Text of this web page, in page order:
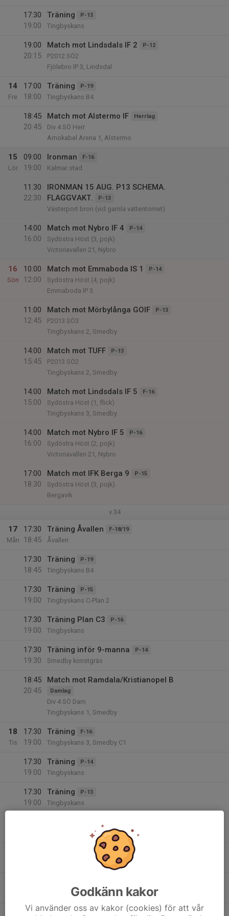
17:30
19:00
Träning P-13
Tingbyskans
19:00
20:15
Match mot Lindsdals IF 2 P-12
P2012 SÖ2
Fjölebro IP 3, Lindsdal
14
Fre
17:00
18:00
Träning P-19
Tingbyskans B4
18:45
20:45
Match mot Alstermo IF Herrlag
Div 4 SÖ Herr
Amokabel Arena 1, Alstermo
15
Lör
09:00
19:00
Ironman F-16
Kalmar stad
11:30
22:30
IRONMAN 15 AUG. P13 SCHEMA.
FLAGGVAKT.
P-13
Västerport bron (vid gamla vattentornet)
14:00
16:00
Match mot Nybro IF 4 P-14
Sydöstra Höst (3, pojk)
Victoriavallen 21, Nybro
16
Sön
10:00
12:00
Match mot Emmaboda IS 1 P-14
Sydöstra Höst (4, pojk)
Emmaboda IP 3
11:00
12:45
Match mot Mörbylånga GOIF P-13
P2013 SÖ3
Tingbyskans 2, Smedby
14:00
15:45
Match mot TUFF P-13
P2013 SÖ2
Tingbyskans 2, Smedby
14:00
15:00
Match mot Lindsdals IF 5 F-16
Sydöstra Höst (1, flick)
Tingbyskans 3, Smedby
14:00
16:00
Match mot Nybro IF 5 P-16
Sydöstra Höst (2, pojk)
Victoriavallen 21, Nybro
17:00
18:30
Match mot IFK Berga 9 P-15
Sydöstra Höst (3, pojk)
Bergavik
v.34
17
Mån
17:30
18:45
Träning Åvallen F-18/19
Åvallen
17:30
18:45
Träning P-19
Tingbyskans B4
17:30
19:00
Träning P-15
Tingbyskans C-Plan 2
17:30
19:00
Träning Plan C3 P-16
Tingbyskans
17:30
19:30
Träning inför 9-manna P-14
Smedby konstgräs
18:45
20:45
Match mot Ramdala/Kristianopel B
Damlag
Div 4 SÖ Dam
Tingbyskans 1, Smedby
18
Tis
17:30
19:00
Träning F-16
Tingbyskans 3, Smedby C1
17:30
19:00
Träning P-14
Tingbyskans
17:30
19:00
Träning P-13
Tingbyskans
Träning Plan C3 P-16
Tingbyskans
17:30
Träning F20 F-20
Godkänn kakor
Vi använder oss av kakor (cookies) för att vår